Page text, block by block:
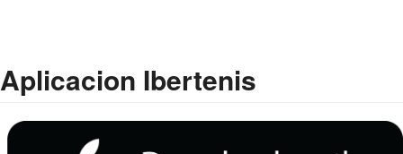
Aplicacion Ibertenis